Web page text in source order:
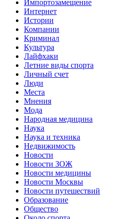
Импортозамещение
Интернет
Истории
Компании
Криминал
Культура
Лайфхаки
Летние виды спорта
Личный счет
Люди
Места
Мнения
Мода
Народная медицина
Наука
Наука и техника
Недвижимость
Новости
Новости ЗОЖ
Новости медицины
Новости Москвы
Новости путешествий
Образование
Общество